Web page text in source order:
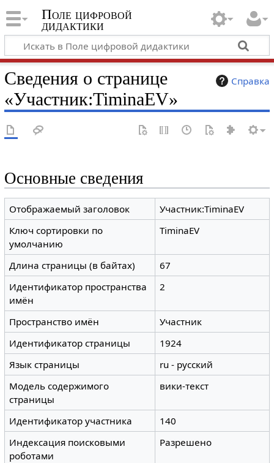
Поле цифровой
дидактики
Справка
Сведения о странице
«Участник:TiminaEV»
Основные сведения
Отображаемый заголовок
Участник:TiminaEV
Ключ сортировки по
умолчанию
TiminaEV
Длина страницы (в байтах)
67
Идентификатор пространства
имён
2
Пространство имён
Участник
Идентификатор страницы
1924
Язык страницы
ru - русский
Модель содержимого
страницы
вики-текст
Идентификатор участника
140
Индексация поисковыми
роботами
Разрешено